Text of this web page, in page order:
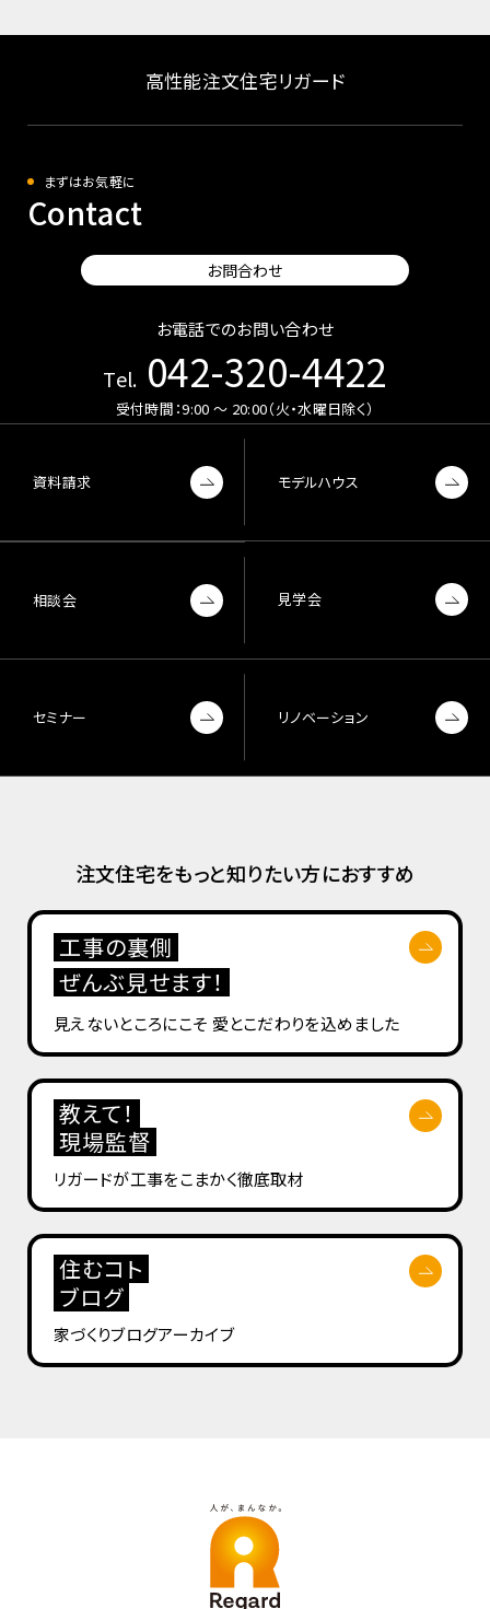
高性能注文住宅リガード
まずはお気軽に
Contact
お問合わせ
お電話でのお問い合わせ
Tel. 042-320-4422
受付時間：9:00 〜 20:00（火・水曜日除く）
資料請求 モデルハウス
相談会 見学会
セミナー リノベーション
注文住宅をもっと知りたい方におすすめ
工事の裏側
ぜんぶ見せます！
見えないところにこそ 愛とこだわりを込めました
教えて！
現場監督
リガードが工事をこまかく徹底取材
住むコト
ブログ
家づくりブログアーカイブ